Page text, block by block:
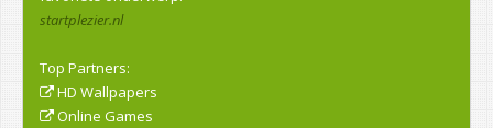
startplezier.nl
Top Partners:
HD Wallpapers
Online Games